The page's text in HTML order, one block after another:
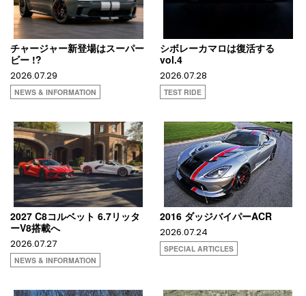
チャージャー新登場はスーパー
ビー !?
2026.07.29
NEWS & INFORMATION
シボレーカマロは復活する
vol.4
2026.07.28
TEST RIDE
2027 C8コルベット 6.7リッタ
ーV8搭載へ
2026.07.27
NEWS & INFORMATION
2016 ダッジバイパーACR
2026.07.24
SPECIAL ARTICLES